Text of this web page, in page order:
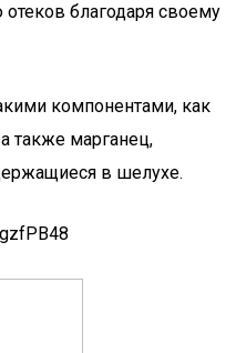
благодаря своему
компонентами, как
также марганец,
в шелухе.